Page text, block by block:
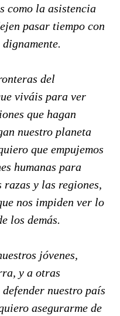
como la asistencia
pasar tiempo con
del
viváis para ver
que hagan
nuestro planeta
que empujemos
humanas para
y las regiones,
nos impiden ver lo
los demás.
jóvenes,
y a otras
nuestro país
asegurarme de